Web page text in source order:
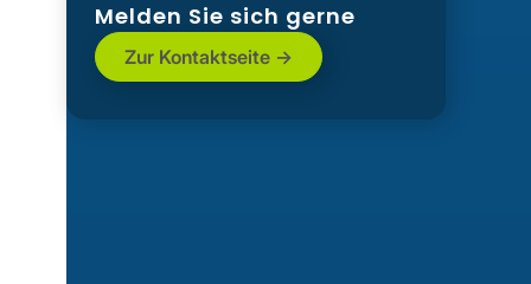
Melden Sie sich gerne
Zur Kontaktseite ->